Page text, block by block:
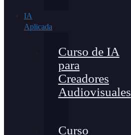
IA
Aplicada
Curso de IA
para
Creadores
Audiovisuales
Curso